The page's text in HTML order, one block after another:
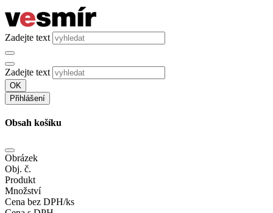
Zadejte text
Zadejte text
OK
Přihlášení
Obsah košíku
Obrázek
Obj. č.
Produkt
Množství
Cena bez DPH/ks